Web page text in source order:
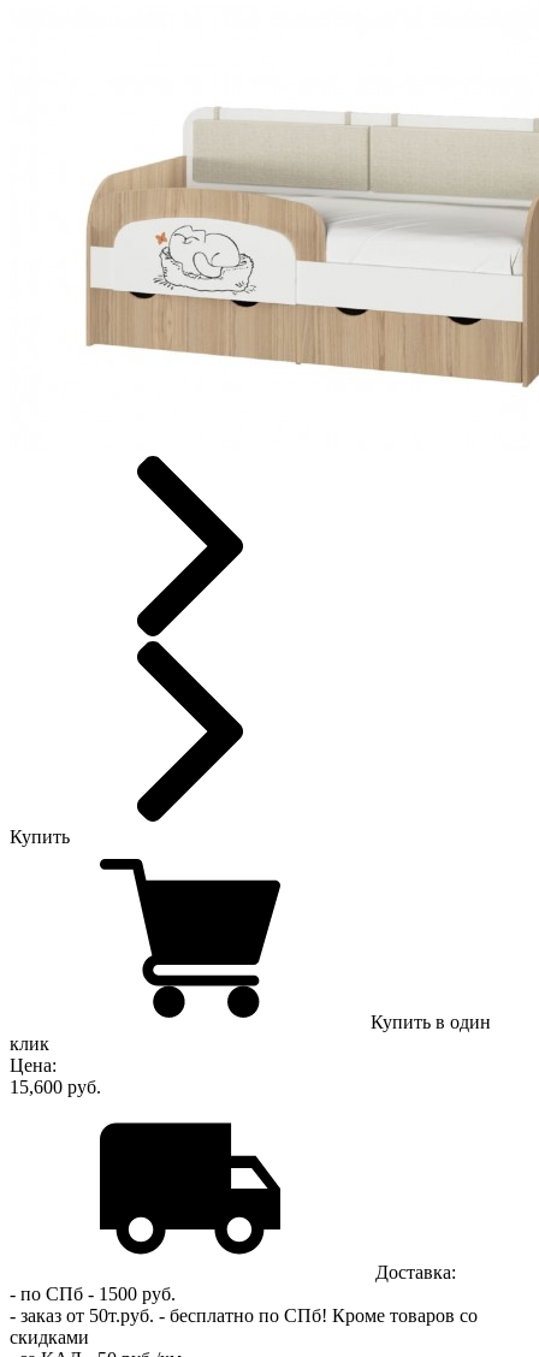
Купить
Купить в один
клик
Цена:
15,600 руб.
Доставка:
- по СПб - 1500 руб.
- заказ от 50т.руб. - бесплатно по СПб! Кроме товаров со
скидками